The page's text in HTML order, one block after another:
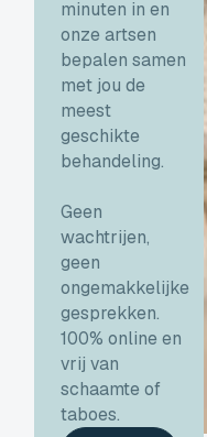
minuten in en
onze artsen
bepalen samen
met jou de
meest
geschikte
behandeling.
Geen
wachtrijen,
geen
ongemakkelijke
gesprekken.
100% online en
vrij van
schaamte of
taboes.